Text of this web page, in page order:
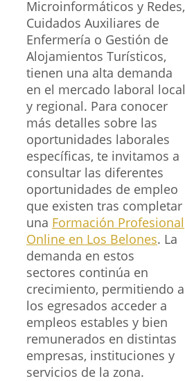
Microinformáticos y Redes,
Cuidados Auxiliares de
Enfermería o Gestión de
Alojamientos Turísticos,
tienen una alta demanda
en el mercado laboral local
y regional. Para conocer
más detalles sobre las
oportunidades laborales
específicas, te invitamos a
consultar las diferentes
oportunidades de empleo
que existen tras completar
una Formación Profesional
Online en Los Belones. La
demanda en estos
sectores continúa en
crecimiento, permitiendo a
los egresados acceder a
empleos estables y bien
remunerados en distintas
empresas, instituciones y
servicios de la zona.